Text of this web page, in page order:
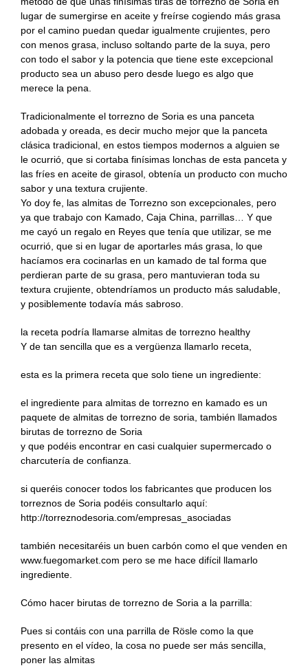
Recetas Kamado
lugar de sumergirse en aceite y freírse cogiendo más grasa
por el camino puedan quedar igualmente crujientes, pero
con menos grasa, incluso soltando parte de la suya, pero
con todo el sabor y la potencia que tiene este excepcional
producto sea un abuso pero desde luego es algo que
merece la pena.
Tradicionalmente el torrezno de Soria es una panceta
adobada y oreada, es decir mucho mejor que la panceta
clásica tradicional, en estos tiempos modernos a alguien se
le ocurrió, que si cortaba finísimas lonchas de esta panceta y
las fríes en aceite de girasol, obtenía un producto con mucho
sabor y una textura crujiente.
Yo doy fe, las almitas de Torrezno son excepcionales, pero
ya que trabajo con Kamado, Caja China, parrillas… Y que
me cayó un regalo en Reyes que tenía que utilizar, se me
ocurrió, que si en lugar de aportarles más grasa, lo que
hacíamos era cocinarlas en un kamado de tal forma que
perdieran parte de su grasa, pero mantuvieran toda su
textura crujiente, obtendríamos un producto más saludable,
y posiblemente todavía más sabroso.
la receta podría llamarse almitas de torrezno healthy
Y de tan sencilla que es a vergüenza llamarlo receta,
esta es la primera receta que solo tiene un ingrediente:
el ingrediente para almitas de torrezno en kamado es un
paquete de almitas de torrezno de soria, también llamados
birutas de torrezno de Soria
y que podéis encontrar en casi cualquier supermercado o
charcutería de confianza.
si queréis conocer todos los fabricantes que producen los
torreznos de Soria podéis consultarlo aquí:
http://torreznodesoria.com/empresas_asociadas
también necesitaréis un buen carbón como el que venden en
www.fuegomarket.com pero se me hace difícil llamarlo
ingrediente.
Cómo hacer birutas de torrezno de Soria a la parrilla:
Pues si contáis con una parrilla de Rösle como la que
presento en el vídeo, la cosa no puede ser más sencilla,
poner las almitas